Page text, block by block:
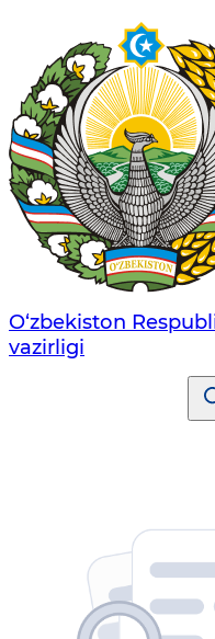
O‘zbеkistоn
vаzirligi